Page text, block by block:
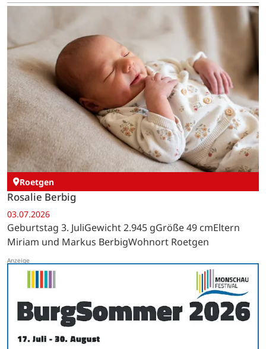
Roetgen
Rosalie Berbig
03.07.2026
Geburtstag 3. JuliGewicht 2.945 gGröße 49 cmEltern
Miriam und Markus BerbigWohnort Roetgen